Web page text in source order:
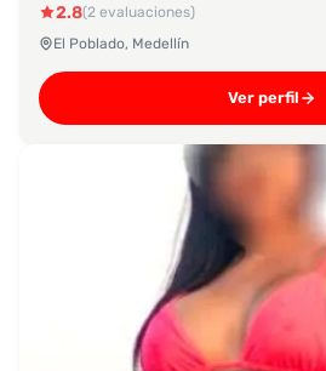
2.8(2 evaluaciones)
El Poblado, Medellín
Ver perfil